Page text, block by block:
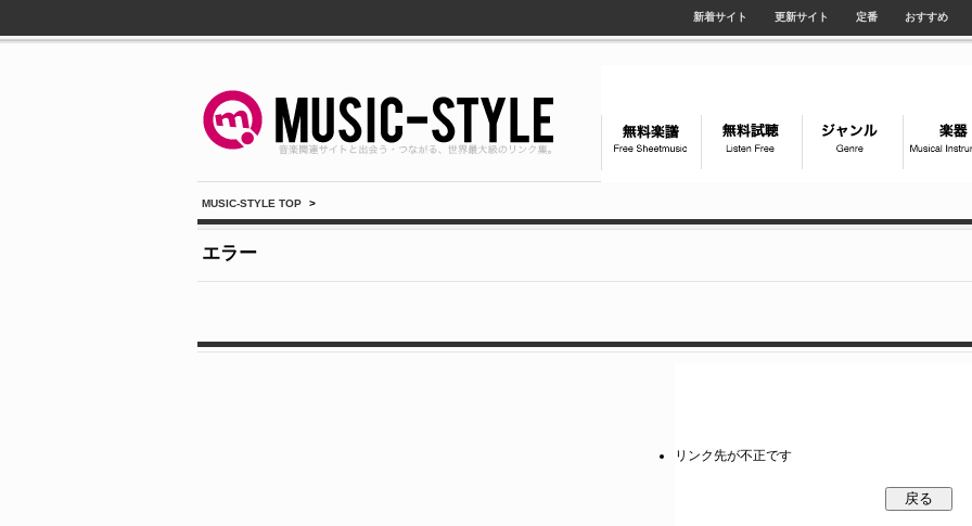
新着サイト 更新サイト 定番 おすすめ
MUSIC-STYLE TOP >
エラー
リンク先が不正です